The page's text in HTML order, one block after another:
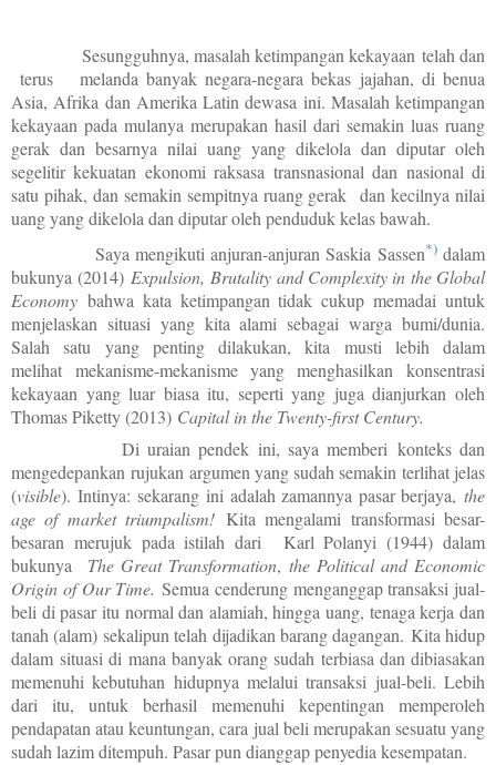
Sesungguhnya, masalah ketimpangan kekayaan telah dan
terus melanda banyak negara-negara bekas jajahan, di benua
Asia, Afrika dan Amerika Latin dewasa ini. Masalah ketimpangan
kekayaan pada mulanya merupakan hasil dari semakin luas ruang
gerak dan besarnya nilai uang yang dikelola dan diputar oleh
segelitir kekuatan ekonomi raksasa transnasional dan nasional di
satu pihak, dan semakin sempitnya ruang gerak dan kecilnya nilai
uang yang dikelola dan diputar oleh penduduk kelas bawah.
Saya mengikuti anjuran-anjuran Saskia Sassen*)dalam
bukunya(2014) Expulsion,Brutality and Complexity in the Global
Economy bahwa kata ketimpangan tidak cukup memadai untuk
menjelaskan situasi yang kita alami sebagai warga bumi/dunia.
Salah satu yang penting dilakukan, kita musti lebih dalam
melihat mekanisme-mekanisme yang menghasilkan konsentrasi
kekayaan yang luar biasa itu, seperti yang juga dianjurkan oleh
Thomas Piketty (2013) Capital in the Twenty-first Century.
Di uraian pendek ini, saya memberi konteks dan
mengedepankanrujukan argumen yang sudah semakin terlihat jelas
(visible). Intinya:sekarang ini adalah zamannya pasar berjaya, the
age of market triumpalism! Kita mengalami transformasi besar-
besaran merujuk pada istilah dari Karl Polanyi (1944) dalam
bukunya The Great Transformation, the Political and Economic
Origin of Our Time. Semua cenderung menganggap transaksi jual-
beli di pasar itu normal dan alamiah, hingga uang, tenaga kerja dan
tanah (alam) sekalipun telah dijadikan barang dagangan. Kita hidup
dalam situasi di mana banyak orang sudah terbiasa dan dibiasakan
memenuhi kebutuhan hidupnya melalui transaksi jual-beli. Lebih
dari itu, untuk berhasil memenuhi kepentingan memperoleh
pendapatan atau keuntungan, cara jual beli merupakan sesuatu yang
sudah lazim ditempuh. Pasar pun dianggap penyedia kesempatan.